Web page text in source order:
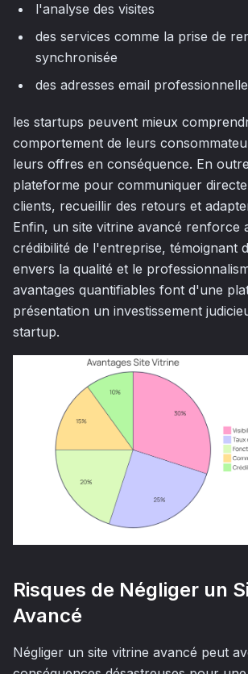
l'analyse des visites
des services comme la prise de
synchronisée
des adresses email
les startups peuvent mieux
comportement de leurs
leurs offres en conséquence. En
plateforme pour communiquer
clients, recueillir des retours et
Enfin, un site vitrine avancé renforce
crédibilité de l'entreprise, témoignant
envers la qualité et le
avantages quantifiables font d'une
présentation un investissement
startup.
Risques de Négliger un
Avancé
Négliger un site vitrine avancé peut